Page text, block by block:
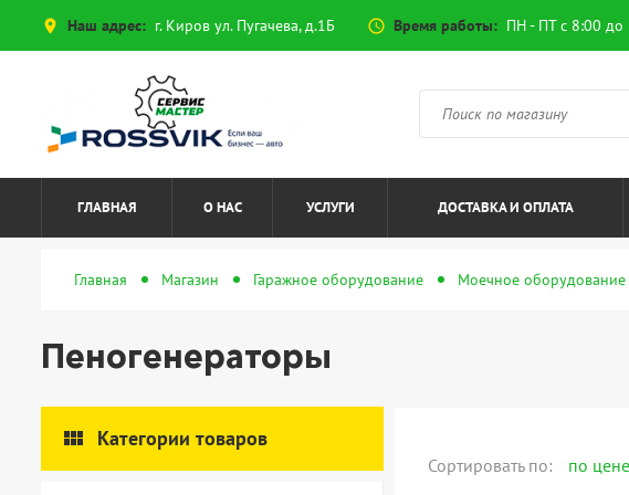
place Наш адрес: г. Киров ул. Пугачева, д.1Б access_time Время работы: ПН - ПТ с 8:00 до
ГЛАВНАЯ О НАС УСЛУГИ ДОСТАВКА И ОПЛАТА
Главная Магазин Гаражное оборудование Моечное оборудование
Пеногенераторы
view_module Категории товаров
Сортировать по: по цене